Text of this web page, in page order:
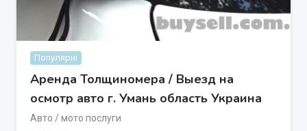
Популярні
Аренда Толщиномера / Выезд на
осмотр авто г. Умань область Украина
Авто / мото послуги